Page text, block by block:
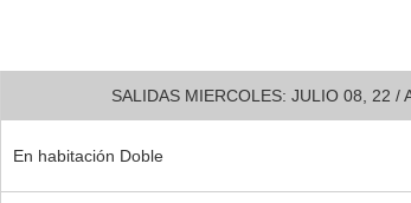
SALIDAS MIERCOLES: JULIO 08, 22 /
En habitación Doble